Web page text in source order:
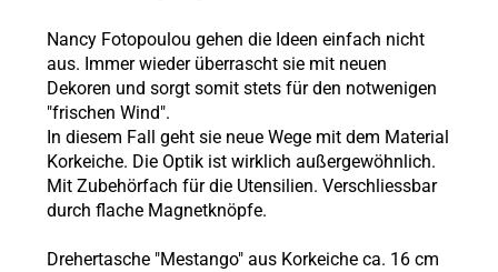
Nancy Fotopoulou gehen die Ideen einfach nicht
aus. Immer wieder überrascht sie mit neuen
Dekoren und sorgt somit stets für den notwenigen
"frischen Wind".
In diesem Fall geht sie neue Wege mit dem Material
Korkeiche. Die Optik ist wirklich außergewöhnlich.
Mit Zubehörfach für die Utensilien. Verschliessbar
durch flache Magnetknöpfe.
Drehertasche "Mestango" aus Korkeiche ca. 16 cm